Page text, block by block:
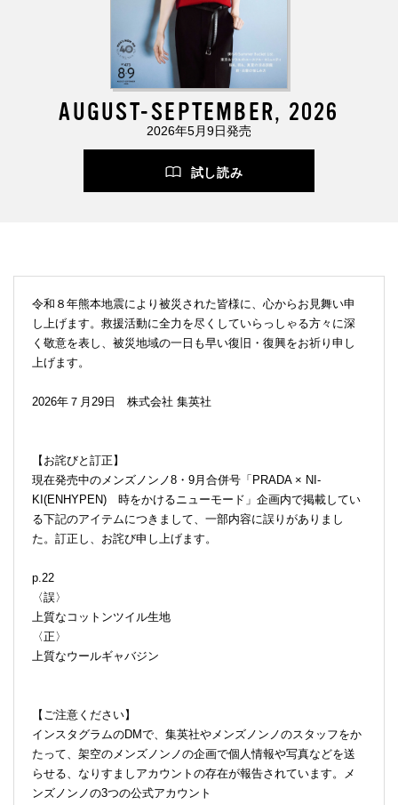
AUGUST-SEPTEMBER, 2026
2026年5月9日発売
試し読み
令和８年熊本地震により被災された皆様に、心からお見舞い申
し上げます。救援活動に全力を尽くしていらっしゃる方々に深
く敬意を表し、被災地域の一日も早い復旧・復興をお祈り申し
上げます。
2026年７月29日 株式会社 集英社
【お詫びと訂正】
現在発売中のメンズノンノ8・9月合併号「PRADA × NI-
KI(ENHYPEN) 時をかけるニューモード」企画内で掲載してい
る下記のアイテムにつきまして、一部内容に誤りがありまし
た。訂正し、お詫び申し上げます。
p.22
〈誤〉
上質なコットンツイル生地
〈正〉
上質なウールギャバジン
【ご注意ください】
インスタグラムのDMで、集英社やメンズノンノのスタッフをか
たって、架空のメンズノンノの企画で個人情報や写真などを送
らせる、なりすましアカウントの存在が報告されています。メ
ンズノンノの3つの公式アカウント